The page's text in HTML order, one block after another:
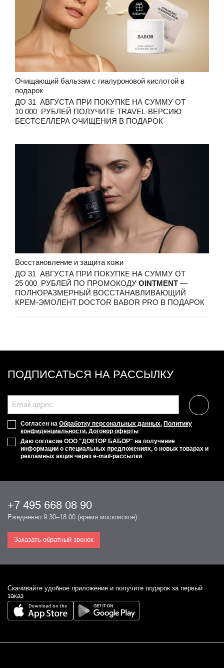
Очищающий бальзам с гиалуроновой кислотой в
подарок
ДО 31 АВГУСТА ПРИ ПОКУПКЕ НА СУММУ ОТ
10 000 РУБЛЕЙ ПОЛУЧИТЕ TRAVEL-ВЕРСИЮ
БЕСТСЕЛЛЕРА ОЧИЩЕНИЯ В ПОДАРОК
Восстановление и защита кожи
ДО 31 АВГУСТА ПРИ ПОКУПКЕ НА СУММУ ОТ
25 000 РУБЛЕЙ ПО ПРОМОКОДУ OINTMENT —
ПОЛНОРАЗМЕРНЫЙ ВОССТАНАВЛИВАЮЩИЙ
КРЕМ-ЭМОЛЕНТ DOCTOR BABOR PRO В ПОДАРОК
ПОДПИСАТЬСЯ НА РАССЫЛКУ
Согласен на Обработку персональных данных, Политику
конфиденциальности, Договор оферты
Даю согласие ООО "ДОКТОР БАБОР" на получение
информации о специальных предложениях, о новых товарах и
рекламных акция через e-mail-рассылки
+7 495 668 08 90
Ежедневно 9:30–18:00 (время московское)
Заказать обратный звонок
Cкачивайте удобное приложение и получите подарок за первый
заказ